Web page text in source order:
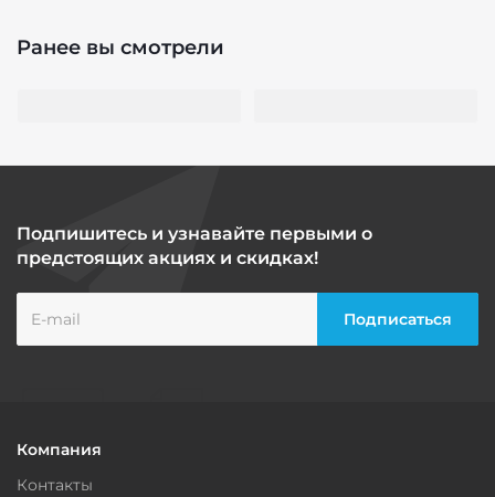
Ранее вы смотрели
Подпишитесь и узнавайте первыми о
предстоящих акциях и скидках!
Компания
Контакты